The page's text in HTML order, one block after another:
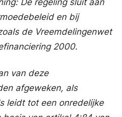
en bij
de Vreemdelingenwet
2000.
van deze
afgeweken, als
leidt tot een onredelijke